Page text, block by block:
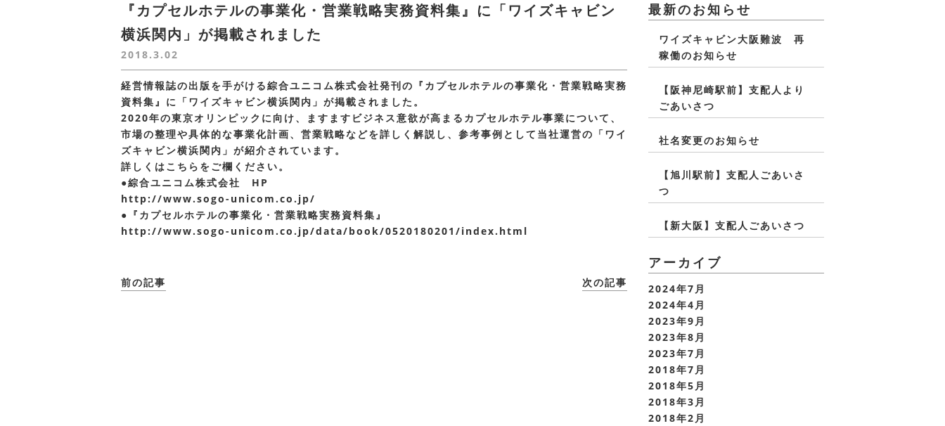
『カプセルホテルの事業化・営業戦略実務資料集』に「ワイズキャビン
横浜関内」が掲載されました
2018.3.02
経営情報誌の出版を手がける綜合ユニコム株式会社発刊の『カプセルホテルの事業化・営業戦略実務
資料集』に「ワイズキャビン横浜関内」が掲載されました。
2020年の東京オリンピックに向け、ますますビジネス意欲が高まるカプセルホテル事業について、
市場の整理や具体的な事業化計画、営業戦略などを詳しく解説し、参考事例として当社運営の「ワイ
ズキャビン横浜関内」が紹介されています。
詳しくはこちらをご欄ください。
●綜合ユニコム株式会社 HP
http://www.sogo-unicom.co.jp/
●『カプセルホテルの事業化・営業戦略実務資料集』
http://www.sogo-unicom.co.jp/data/book/0520180201/index. html
前の記事 次の記事
最新のお知らせ
ワイズキャビン大阪難波 再
稼働のお知らせ
【阪神尼崎駅前】支配人より
ごあいさつ
社名変更のお知らせ
【旭川駅前】支配人ごあいさ
つ
【新大阪】支配人ごあいさつ
アーカイブ
2024年7月
2024年4月
2023年9月
2023年8月
2023年7月
2018年7月
2018年5月
2018年3月
2018年2月